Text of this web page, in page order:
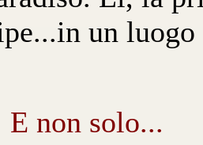
...in un luogo
E non solo...